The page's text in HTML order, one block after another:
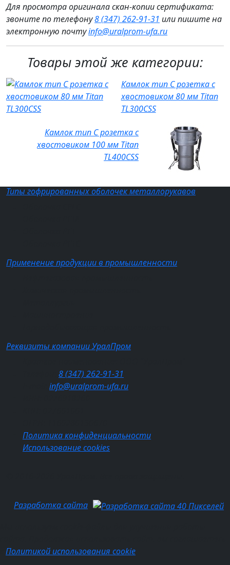
Для просмотра оригинала скан-копии сертификата:
звоните по телефону8 (347) 262‑91‑31 или пишите на
электронную почтуinfo@uralprom-ufa.ru
Товары этой же категории:
Камлок тип C розетка с
хвостовиком 80 мм Titan
TL300CSS
Камлок тип C розетка с
хвостовиком 100 мм Titan
TL400CSS
Типы гофрированных оболочек металлорукавов
Применение продукции в промышленности
Реквизиты компании УралПром
8 (347) 262‑91‑31
info@uralprom-ufa.ru
Политика конфиденциальности
Использование cookies
Разработка сайта
Политикой использования cookie